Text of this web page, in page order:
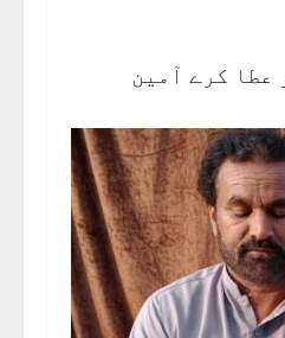
عطا کرے آمین